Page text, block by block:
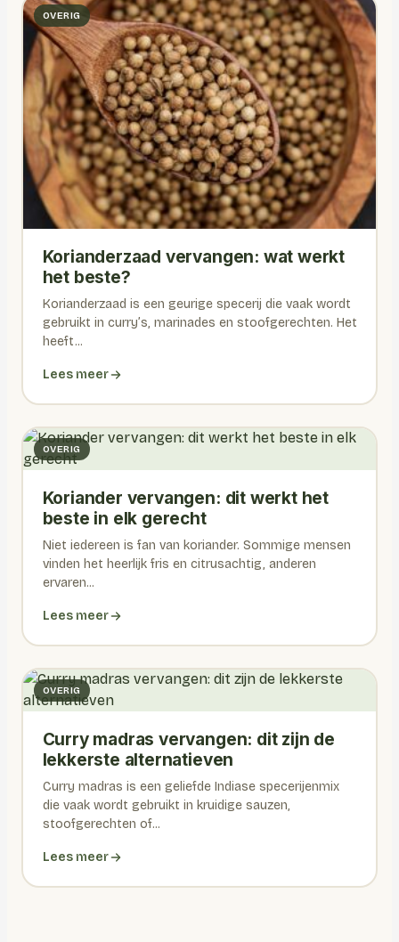
OVERIG
Korianderzaad vervangen: wat werkt
het beste?
Korianderzaad is een geurige specerij die vaak wordt
gebruikt in curry’s, marinades en stoofgerechten. Het
heeft...
Lees meer
OVERIG
Koriander vervangen: dit werkt het
beste in elk gerecht
Niet iedereen is fan van koriander. Sommige mensen
vinden het heerlijk fris en citrusachtig, anderen
ervaren...
Lees meer
OVERIG
Curry madras vervangen: dit zijn de
lekkerste alternatieven
Curry madras is een geliefde Indiase specerijenmix
die vaak wordt gebruikt in kruidige sauzen,
stoofgerechten of...
Lees meer